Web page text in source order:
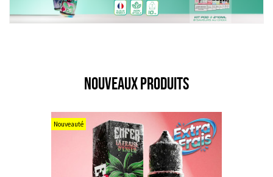
NOUVEAUX PRODUITS
Nouveauté